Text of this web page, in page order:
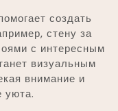
создать
стену за
с интересным
визуальным
внимание и
уюта.